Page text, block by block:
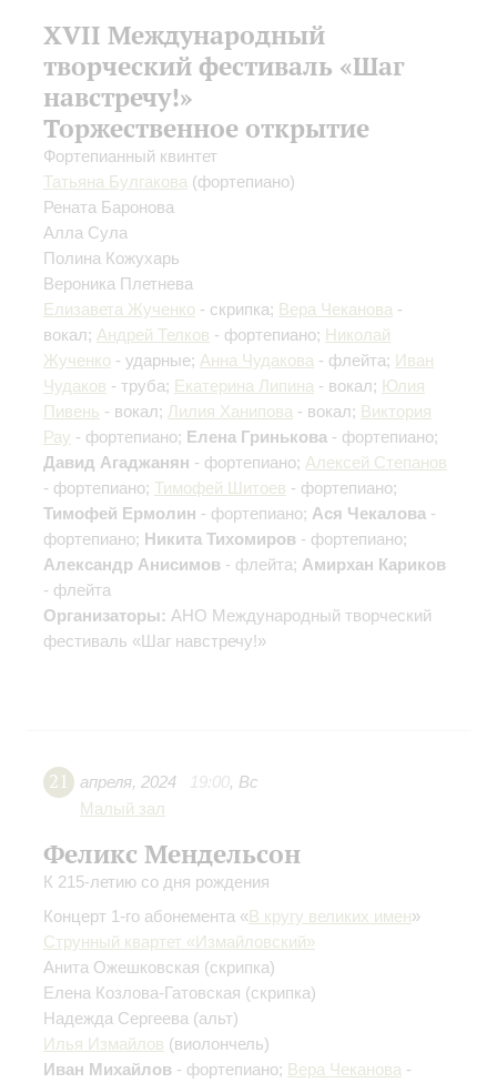
XVII Международный
творческий фестиваль «Шаг
навстречу!»
Торжественное открытие
Фортепианный квинтет
Татьяна Булгакова (фортепиано)
Рената Баронова
Алла Сула
Полина Кожухарь
Вероника Плетнева
Елизавета Жученко - скрипка; Вера Чеканова -
вокал; Андрей Телков - фортепиано; Николай
Жученко - ударные; Анна Чудакова - флейта; Иван
Чудаков - труба; Екатерина Липина - вокал; Юлия
Пивень - вокал; Лилия Ханипова - вокал; Виктория
Рау - фортепиано; Елена Гринькова - фортепиано;
Давид Агаджанян - фортепиано; Алексей Степанов
- фортепиано; Тимофей Шитоев - фортепиано;
Тимофей Ермолин - фортепиано; Ася Чекалова -
фортепиано; Никита Тихомиров - фортепиано;
Александр Анисимов - флейта; Амирхан Кариков
- флейта
Организаторы: АНО Международный творческий
фестиваль «Шаг навстречу!»
21 апреля, 2024 19:00, Вс
Малый зал
Феликс Мендельсон
К 215-летию со дня рождения
Концерт 1-го абонемента «В кругу великих имен»
Струнный квартет «Измайловский»
Анита Ожешковская (скрипка)
Елена Козлова-Гатовская (скрипка)
Надежда Сергеева (альт)
Илья Измайлов (виолончель)
Иван Михайлов - фортепиано; Вера Чеканова -